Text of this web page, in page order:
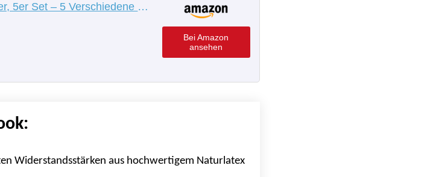
Panathletic Fitnessbänder, 5er Set – 5 Verschiedene Stärken, Übungsanleitung, eBook auf Deutsch, Tragebeutel – 5X Fitnessband, Gymnastikband, Widerstandsband
Bei Amazon
ansehen
Widerstandsstärken aus hochwertigem Naturlatex